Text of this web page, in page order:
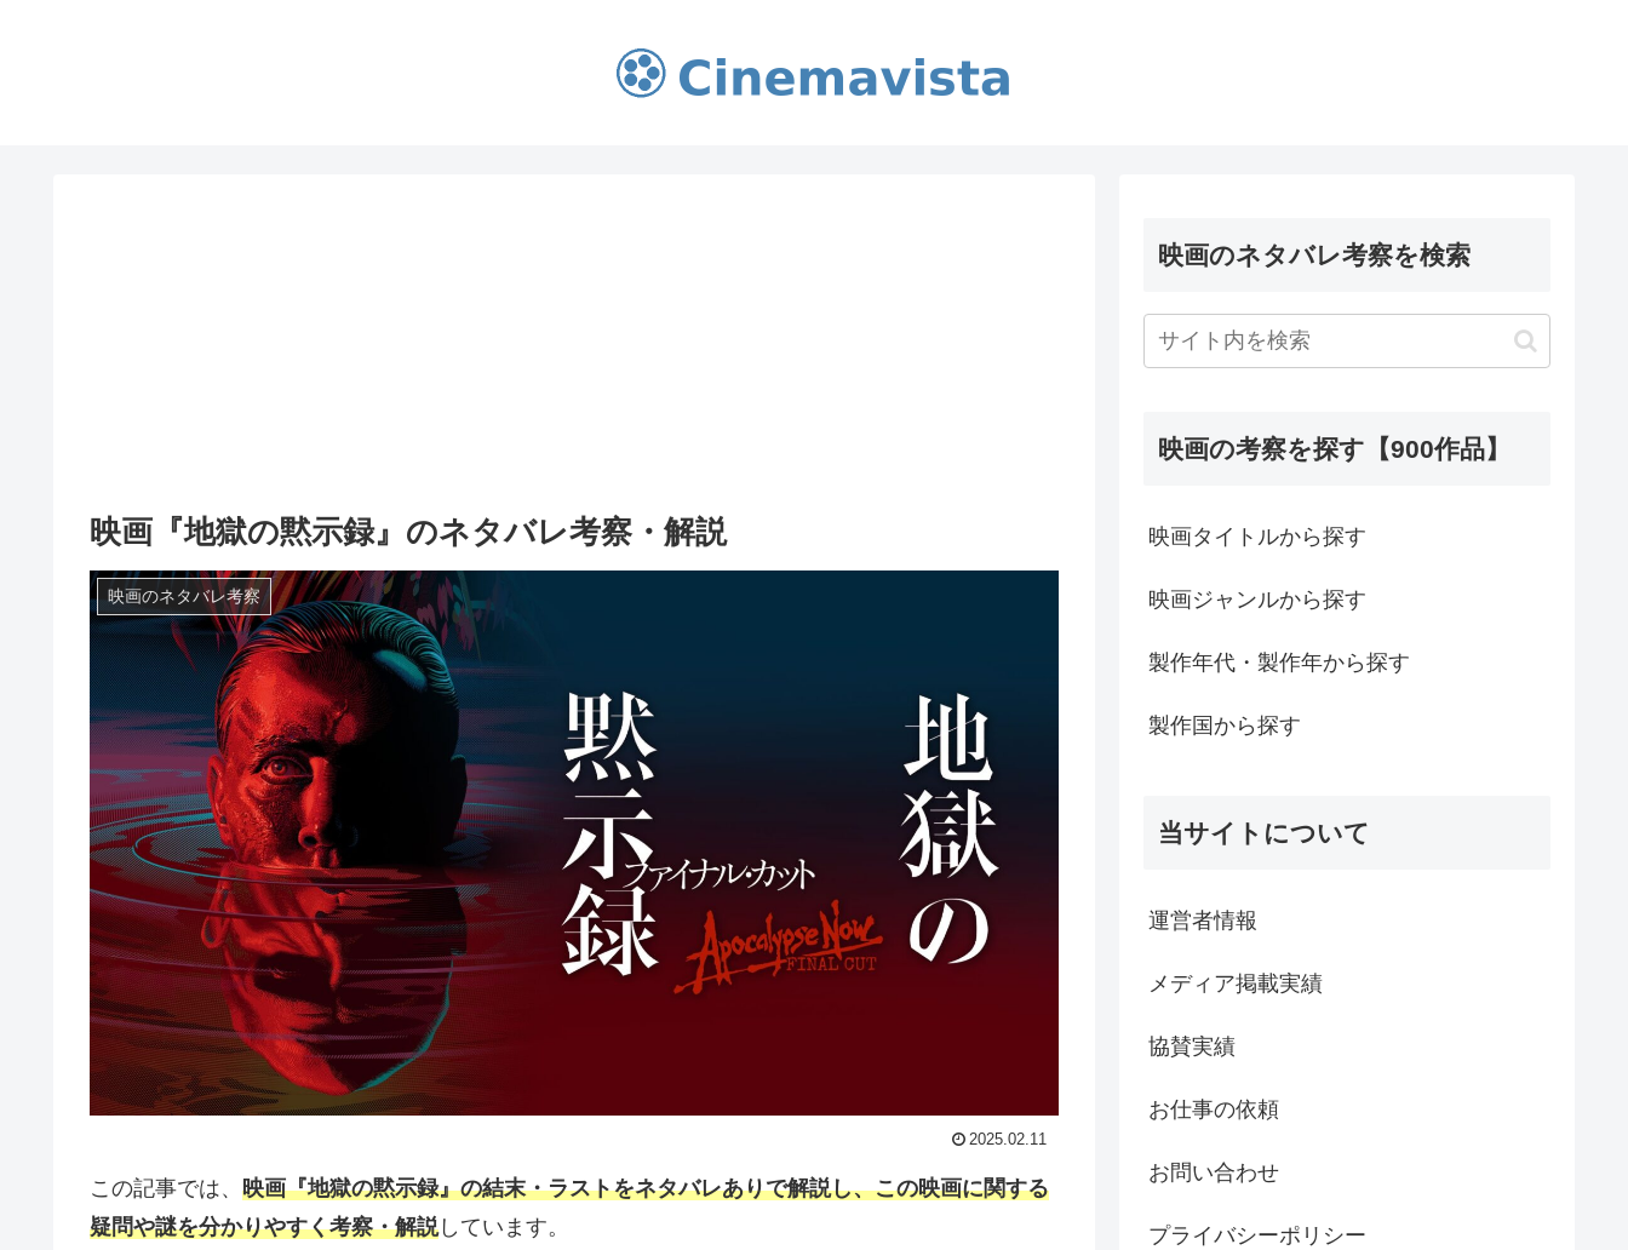
映画『地獄の黙示録』のネタバレ考察・解説
映画のネタバレ考察
2025.02.11
この記事では、 映画『地獄の黙示録』の結末・ラストをネタバレありで解説し、この映画に関する
疑問や謎を分かりやすく考察・解説しています。
映画のネタバレ考察を検索
映画の考察を探す【900作品】
映画タイトルから探す
映画ジャンルから探す
製作年代・製作年から探す
製作国から探す
当サイトについて
運営者情報
メディア掲載実績
協賛実績
お仕事の依頼
お問い合わせ
プライバシーポリシー